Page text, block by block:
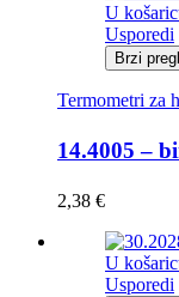
U
Usporedi
Brzi
Termometri za
14.4005 –
2,38 €
U
Usporedi